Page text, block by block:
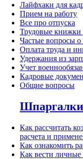
Лайфхаки для
Прием на работу
Все про отпуска
Трудовые книжки
Частые вопросы
Оплата труда и
Удержания из
Учет
Кадровые
Общие вопросы
Как рассчитать
расчета и
Как ознакомить
Как вести личные